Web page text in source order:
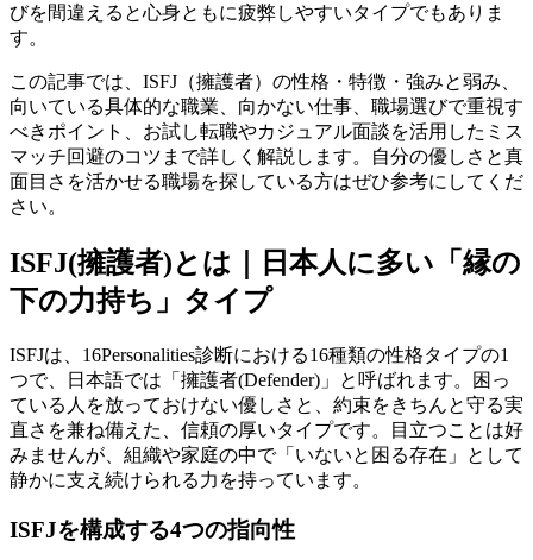
びを間違えると心身ともに疲弊しやすいタイプでもありま
す。
この記事では、ISFJ（擁護者）の性格・特徴・強みと弱み、
向いている具体的な職業、向かない仕事、職場選びで重視す
べきポイント、お試し転職やカジュアル面談を活用したミス
マッチ回避のコツまで詳しく解説します。自分の優しさと真
面目さを活かせる職場を探している方はぜひ参考にしてくだ
さい。
ISFJ(擁護者)とは｜日本人に多い「縁の
下の力持ち」タイプ
ISFJは、16Personalities診断における16種類の性格タイプの1
つで、日本語では「擁護者(Defender)」と呼ばれます。困っ
ている人を放っておけない優しさと、約束をきちんと守る実
直さを兼ね備えた、信頼の厚いタイプです。目立つことは好
みませんが、組織や家庭の中で「いないと困る存在」として
静かに支え続けられる力を持っています。
ISFJを構成する4つの指向性